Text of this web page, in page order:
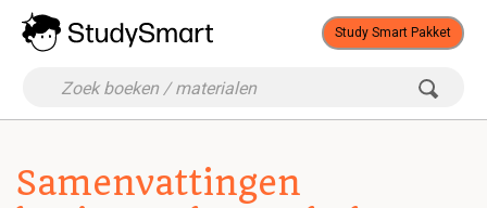
Study Smart Pakket
Samenvattingen